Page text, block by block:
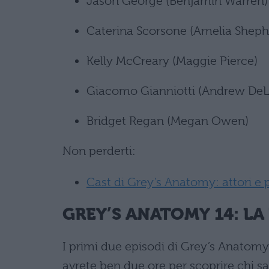
Caterina Scorsone (Amelia
Kelly McCreary (Maggie Pierce)
Giacomo Gianniotti (Andrew
Bridget Regan (Megan Owen)
Non perderti:
Cast di Grey’s Anatomy: attori e
GREY’S ANATOMY 14:
I primi due episodi di Grey’s
avrete ben due ore per scoprire chi